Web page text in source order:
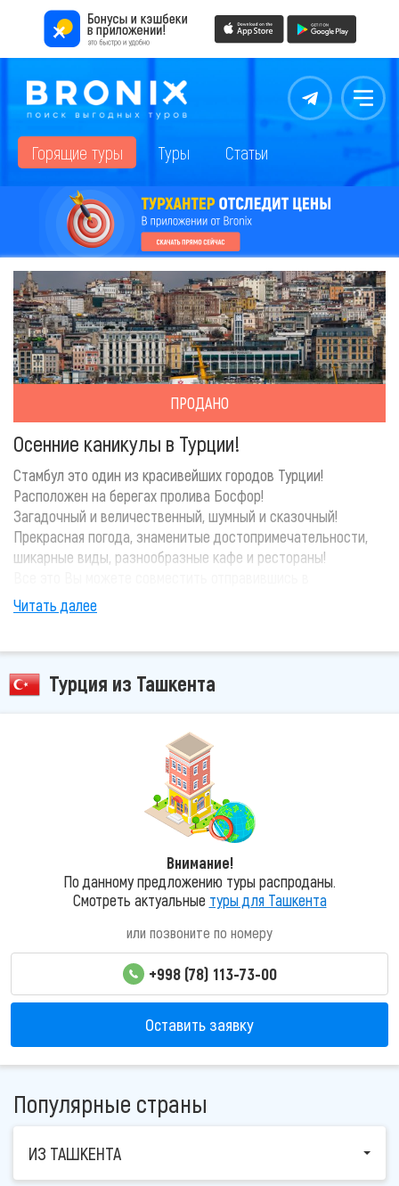
Контакты Меню
Горящие туры Туры Статьи
ПРОДАНО
Осенние каникулы в Турции!
Стамбул это один из красивейших городов Турции!
Расположен на берегах пролива Босфор!
Загадочный и величественный, шумный и сказочный!
Прекрасная погода, знаменитые достопримечательности,
шикарные виды, разнообразные кафе и рестораны!
путешествие по Стамбулу!
У вас появились вопросы после прочитанного? Позвоните
Читать далее
Турция из Ташкента
Внимание!
По данному предложению туры распроданы.
Смотреть актуальные туры для Ташкента
или позвоните по номеру
+998 (78) 113-73-00
Оставить заявку
Популярные страны
ИЗ ТАШКЕНТА